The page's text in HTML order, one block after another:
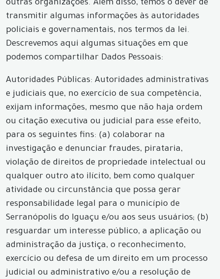
outras organizações. Além disso, temos o dever de
transmitir algumas informações às autoridades
policiais e governamentais, nos termos da lei.
Descrevemos aqui algumas situações em que
podemos compartilhar Dados Pessoais:
Autoridades Públicas: Autoridades administrativas
e judiciais que, no exercício de sua competência,
exijam informações, mesmo que não haja ordem
ou citação executiva ou judicial para esse efeito,
para os seguintes fins: (a) colaborar na
investigação e denunciar fraudes, pirataria,
violação de direitos de propriedade intelectual ou
qualquer outro ato ilícito, bem como qualquer
atividade ou circunstância que possa gerar
responsabilidade legal para o município de
Serranópolis do Iguaçu e/ou aos seus usuários; (b)
resguardar um interesse público, a aplicação ou
administração da justiça, o reconhecimento,
exercício ou defesa de um direito em um processo
judicial ou administrativo e/ou a resolução de